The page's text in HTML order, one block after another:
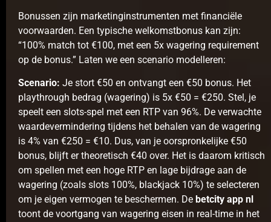
Bonussen zijn marketinginstrumenten met financiële
voorwaarden. Een typische welkomstbonus kan zijn:
“100% match tot €100, met een 5x wagering requirement
op de bonus.” Laten we een scenario modelleren:
Scenario: Je stort €50 en ontvangt een €50 bonus. Het
playthrough bedrag (wagering) is 5x €50 = €250. Stel, je
speelt een slots-spel met een RTP van 96%. De verwachte
waardevermindering tijdens het behalen van de wagering
is 4% van €250 = €10. Dus, van je oorspronkelijke €50
bonus, blijft er theoretisch €40 over. Het is daarom kritisch
om spellen met een hoge RTP en lage bijdrage aan de
wagering (zoals slots 100%, blackjack 10%) te selecteren
om je eigen vermogen te beschermen. De betcity app nl
toont de voortgang van wagering eisen in real-time in het